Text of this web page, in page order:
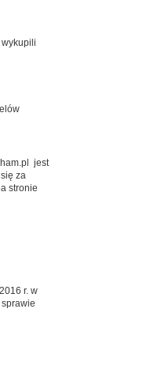
wykupili
jest
za
stronie
r. w